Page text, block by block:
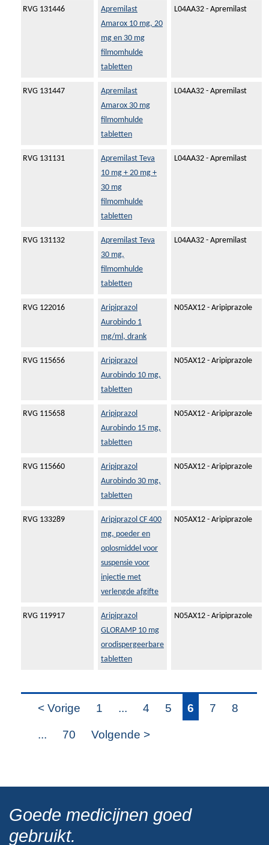
RVG 131446
Apremilast
Amarox 10 mg, 20
mg en 30 mg
filmomhulde
tabletten
L04AA32 - Apremilast
RVG 131447
Apremilast
Amarox 30 mg
filmomhulde
tabletten
L04AA32 - Apremilast
RVG 131131
Apremilast Teva
10 mg + 20 mg +
30 mg
filmomhulde
tabletten
L04AA32 - Apremilast
RVG 131132
Apremilast Teva
30 mg,
filmomhulde
tabletten
L04AA32 - Apremilast
RVG 122016
Aripiprazol
Aurobindo 1
mg/ml, drank
N05AX12 - Aripiprazole
RVG 115656
Aripiprazol
Aurobindo 10 mg,
tabletten
N05AX12 - Aripiprazole
RVG 115658
Aripiprazol
Aurobindo 15 mg,
tabletten
N05AX12 - Aripiprazole
RVG 115660
Aripiprazol
Aurobindo 30 mg,
tabletten
N05AX12 - Aripiprazole
RVG 133289
Aripiprazol CF 400
mg, poeder en
oplosmiddel voor
suspensie voor
injectie met
verlengde afgifte
N05AX12 - Aripiprazole
RVG 119917
Aripiprazol
GLORAMP 10 mg
orodispergeerbare
tabletten
N05AX12 - Aripiprazole
< Vorige 1 ... 4 5 6 7 8
... 70 Volgende >
Goede medicijnen goed
gebruikt.